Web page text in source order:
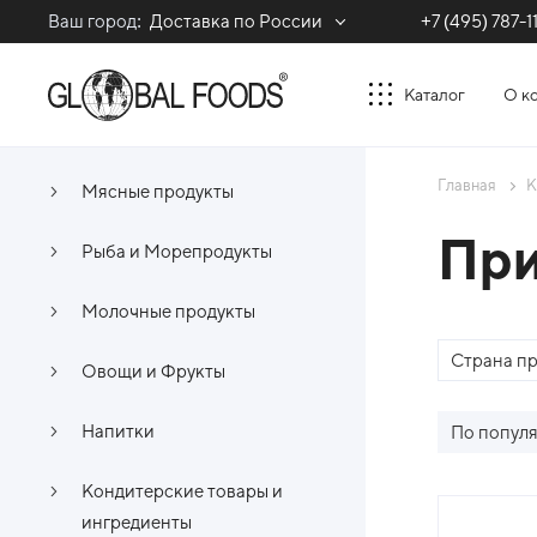
Ваш город: Доставка по России +7 (495) 787-
Каталог О
Главная
Страна
По
Мясные продукты
Рыба и Морепродукты
Молочные продукты
Овощи и Фрукты
Напитки
Кондитерские товары и
ингредиенты